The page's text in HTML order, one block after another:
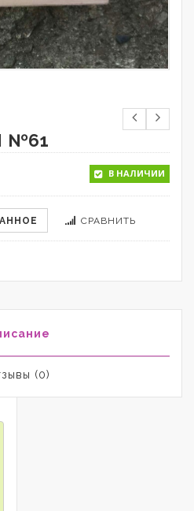
№61
В НАЛИЧИИ
СРАВНИТЬ
(0)